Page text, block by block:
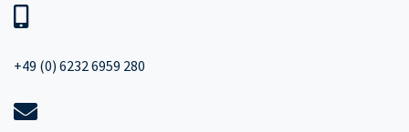
+49 (0) 6232 6959 280